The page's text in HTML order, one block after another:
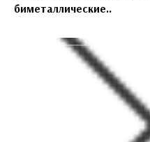
биметаллические..